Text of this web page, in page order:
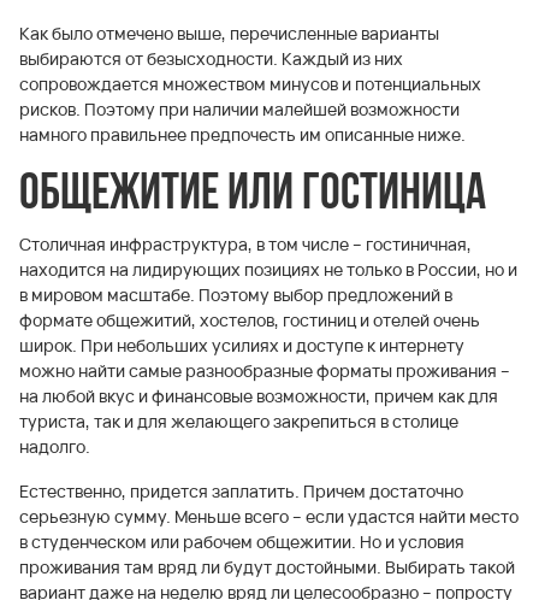
Как было отмечено выше, перечисленные варианты
выбираются от безысходности. Каждый из них
сопровождается множеством минусов и потенциальных
рисков. Поэтому при наличии малейшей возможности
намного правильнее предпочесть им описанные ниже.
Общежитие или гостиница
Столичная инфраструктура, в том числе – гостиничная,
находится на лидирующих позициях не только в России, но и
в мировом масштабе. Поэтому выбор предложений в
формате общежитий, хостелов, гостиниц и отелей очень
широк. При небольших усилиях и доступе к интернету
можно найти самые разнообразные форматы проживания –
на любой вкус и финансовые возможности, причем как для
туриста, так и для желающего закрепиться в столице
надолго.
Естественно, придется заплатить. Причем достаточно
серьезную сумму. Меньше всего – если удастся найти место
в студенческом или рабочем общежитии. Но и условия
проживания там вряд ли будут достойными. Выбирать такой
вариант даже на неделю вряд ли целесообразно – попросту